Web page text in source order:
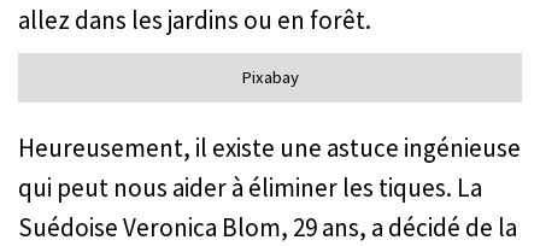
allez dans les jardins ou en forêt.
Pixabay
Heureusement, il existe une astuce ingénieuse
qui peut nous aider à éliminer les tiques. La
Suédoise Veronica Blom, 29 ans, a décidé de la